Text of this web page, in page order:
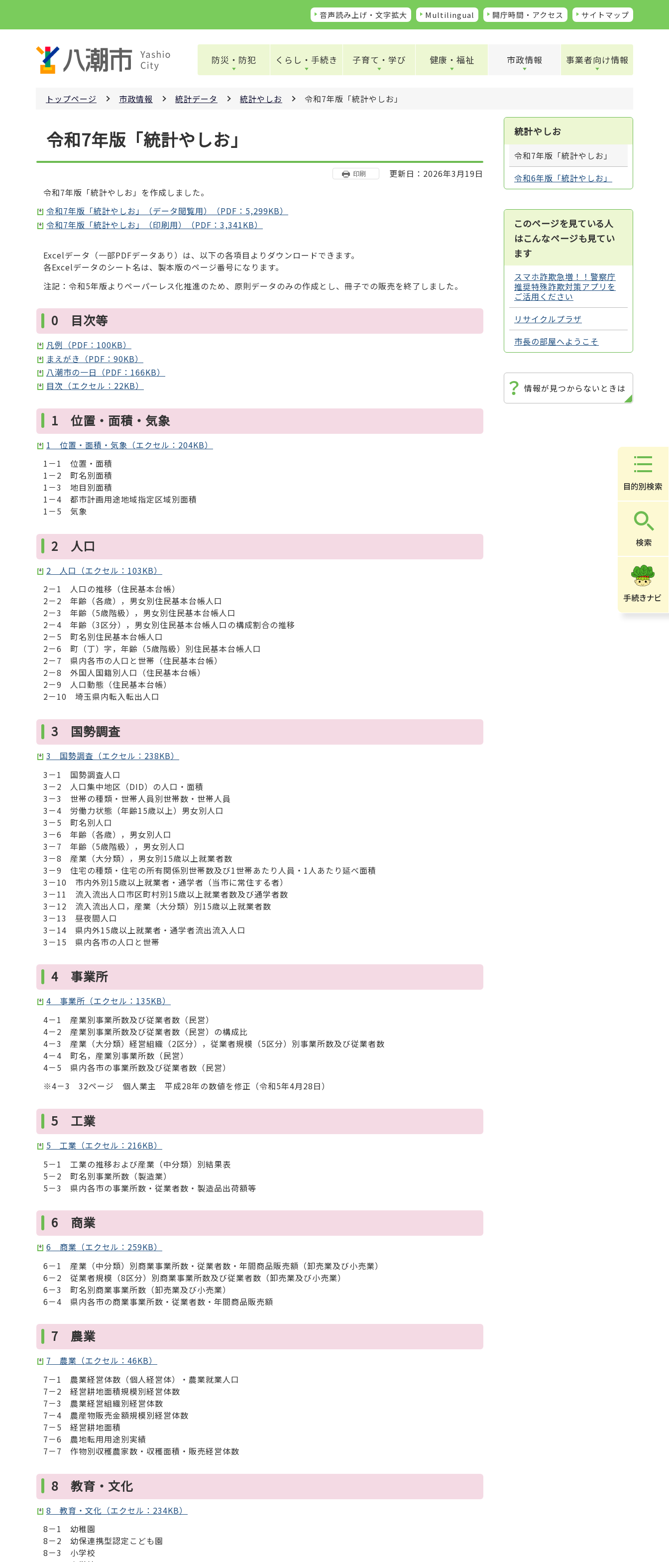
ペ
音声読み上げ・文字拡大 Multilingual 開庁時間・アクセス サイトマップ
防災・防犯 くらし・手続き 子育て・学び 健康・福祉 市政情報 事業者向け情報
トップページ 市政情報 統計データ 統計やしお 令和7年版「統計やしお」
令和7年版「統計やしお」
印刷
更新日：2026年3月19日
令和7年版「統計やしお」を作成しました。
令和7年版「統計やしお」（データ閲覧用）（PDF：5,299KB）
令和7年版「統計やしお」（印刷用）（PDF：3,341KB）
Excelデータ（一部PDFデータあり）は、以下の各項目よりダウンロードできます。
各Excelデータのシート名は、製本版のページ番号になります。
注記：令和5年版よりペーパーレス化推進のため、原則データのみの作成とし、冊子での販売を終了しました。
0 目次等
凡例（PDF：100KB）
まえがき（PDF：90KB）
八潮市の一日（PDF：166KB）
目次（エクセル：22KB）
1 位置・面積・気象
1 位置・面積・気象（エクセル：204KB）
1－1 位置・面積
1－2 町名別面積
1－3 地目別面積
1－4 都市計画用途地域指定区域別面積
1－5 気象
2 人口
2 人口（エクセル：103KB）
2－1 人口の推移（住民基本台帳）
2－2 年齢（各歳），男女別住民基本台帳人口
2－3 年齢（5歳階級），男女別住民基本台帳人口
2－4 年齢（3区分），男女別住民基本台帳人口の構成割合の推移
2－5 町名別住民基本台帳人口
2－6 町（丁）字，年齢（5歳階級）別住民基本台帳人口
2－7 県内各市の人口と世帯（住民基本台帳）
2－8 外国人国籍別人口（住民基本台帳）
2－9 人口動態（住民基本台帳）
2－10 埼玉県内転入転出人口
3 国勢調査
3 国勢調査（エクセル：238KB）
3－1 国勢調査人口
3－2 人口集中地区（DID）の人口・面積
3－3 世帯の種類・世帯人員別世帯数・世帯人員
3－4 労働力状態（年齢15歳以上）男女別人口
3－5 町名別人口
3－6 年齢（各歳），男女別人口
3－7 年齢（5歳階級），男女別人口
3－8 産業（大分類），男女別15歳以上就業者数
3－9 住宅の種類・住宅の所有関係別世帯数及び1世帯あたり人員・1人あたり延べ面積
3－10 市内外別15歳以上就業者・通学者（当市に常住する者）
3－11 流入流出人口市区町村別15歳以上就業者数及び通学者数
3－12 流入流出人口，産業（大分類）別15歳以上就業者数
3－13 昼夜間人口
3－14 県内外15歳以上就業者・通学者流出流入人口
3－15 県内各市の人口と世帯
4 事業所
4 事業所（エクセル：135KB）
4－1 産業別事業所数及び従業者数（民営）
4－2 産業別事業所数及び従業者数（民営）の構成比
4－3 産業（大分類）経営組織（2区分），従業者規模（5区分）別事業所数及び従業者数
4－4 町名，産業別事業所数（民営）
4－5 県内各市の事業所数及び従業者数（民営）
※4－3 32ページ 個人業主 平成28年の数値を修正（令和5年4月28日）
5 工業
5 工業（エクセル：216KB）
5－1 工業の推移および産業（中分類）別結果表
5－2 町名別事業所数（製造業）
5－3 県内各市の事業所数・従業者数・製造品出荷額等
6 商業
6 商業（エクセル：259KB）
6－1 産業（中分類）別商業事業所数・従業者数・年間商品販売額（卸売業及び小売業）
6－2 従業者規模（8区分）別商業事業所数及び従業者数（卸売業及び小売業）
6－3 町名別商業事業所数（卸売業及び小売業）
6－4 県内各市の商業事業所数・従業者数・年間商品販売額
7 農業
7 農業（エクセル：46KB）
7－1 農業経営体数（個人経営体）・農業就業人口
7－2 経営耕地面積規模別経営体数
7－3 農業経営組織別経営体数
7－4 農産物販売金額規模別経営体数
7－5 経営耕地面積
7－6 農地転用用途別実績
7－7 作物別収穫農家数・収穫面積・販売経営体数
8 教育・文化
8 教育・文化（エクセル：234KB）
8－1 幼稚園
8－2 幼保連携型認定こども園
8－3 小学校
統計やしお
令和7年版「統計やしお」
令和6年版「統計やしお」
このページを見ている人
はこんなページも見てい
ます
スマホ詐欺急増！！警察庁
推奨特殊詐欺対策アプリを
ご活用ください
リサイクルプラザ
市長の部屋へようこそ
情報が見つからないときは